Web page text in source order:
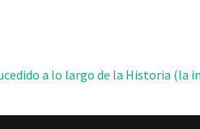
a lo largo de la Historia